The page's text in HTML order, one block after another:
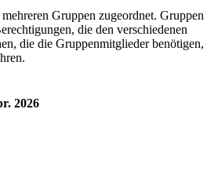
Gruppen zugeordnet. Gruppen
die den verschiedenen
die die Gruppenmitglieder benötigen,
2026